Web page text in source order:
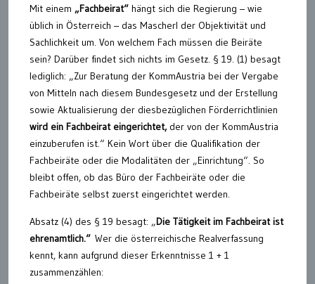
Mit einem „Fachbeirat“ hängt sich die Regierung – wie
üblich in Österreich – das Mascherl der Objektivität und
Sachlichkeit um. Von welchem Fach müssen die Beiräte
sein? Darüber findet sich nichts im Gesetz. § 19. (1) besagt
lediglich: „Zur Beratung der KommAustria bei der Vergabe
von Mitteln nach diesem Bundesgesetz und der Erstellung
sowie Aktualisierung der diesbezüglichen Förderrichtlinien
wird ein Fachbeirat eingerichtet,der von der KommAustria
einzuberufen ist.“ Kein Wort über die Qualifikation der
Fachbeiräte oder die Modalitäten der „Einrichtung“. So
bleibt offen, ob das Büro der Fachbeiräte oder die
Fachbeiräte selbst zuerst eingerichtet werden.
Absatz (4) des § 19 besagt: „Die Tätigkeit im Fachbeirat ist
ehrenamtlich.“ Wer die österreichische Realverfassung
kennt, kann aufgrund dieser Erkenntnisse 1 + 1
zusammenzählen: